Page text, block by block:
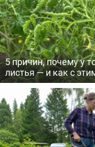
5 причин, почему у
листья — и как с